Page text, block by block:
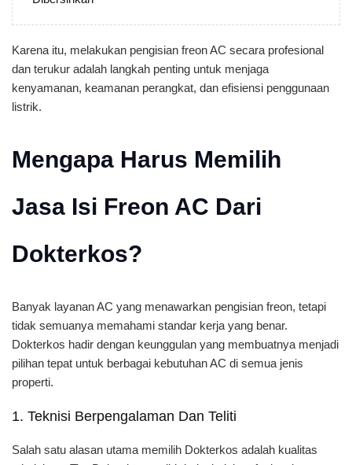
Karena itu, melakukan pengisian freon AC secara profesional
dan terukur adalah langkah penting untuk menjaga
kenyamanan, keamanan perangkat, dan efisiensi penggunaan
listrik.
Mengapa Harus Memilih
Jasa Isi Freon AC Dari
Dokterkos?
Banyak layanan AC yang menawarkan pengisian freon, tetapi
tidak semuanya memahami standar kerja yang benar.
Dokterkos hadir dengan keunggulan yang membuatnya menjadi
pilihan tepat untuk berbagai kebutuhan AC di semua jenis
properti.
1. Teknisi Berpengalaman Dan Teliti
Salah satu alasan utama memilih Dokterkos adalah kualitas